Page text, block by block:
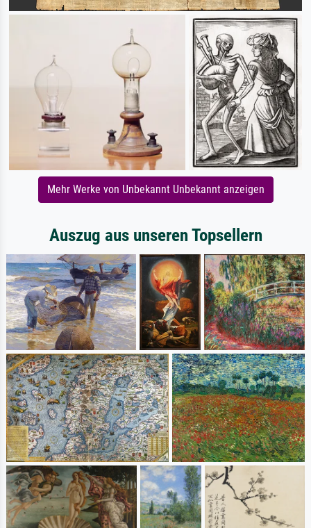
Mehr Werke von Unbekannt Unbekannt anzeigen
Auszug aus unseren Topsellern